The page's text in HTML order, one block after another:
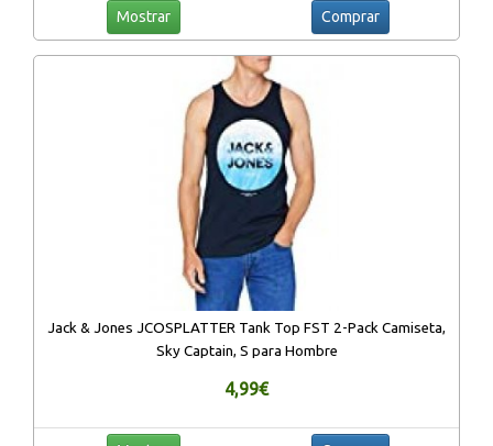
Mostrar Comprar
Jack & Jones JCOSPLATTER Tank Top FST 2-Pack Camiseta,
Sky Captain, S para Hombre
4,99€